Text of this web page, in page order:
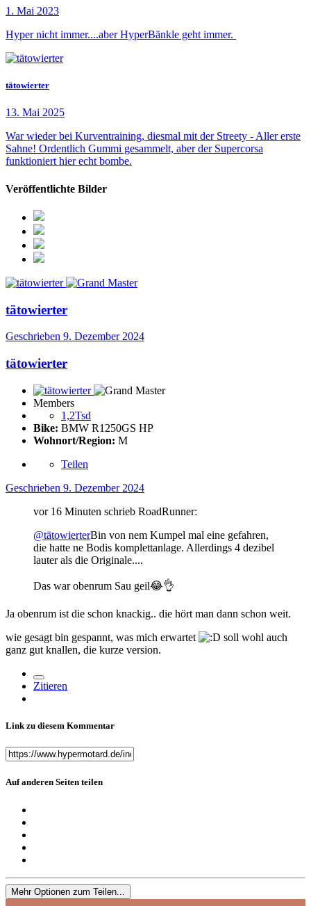
1. Mai 2023
Hyper nicht immer....aber HyperBänkle geht immer.
tätowierter
13. Mai 2025
War wieder bei Kurventraining, diesmal mit der Streety - Aller erste
Sahne! Ordentlich Gummi gesammelt, aber der Supercorsa
funktioniert hier echt bombe.
Veröffentlichte Bilder
tätowierter
Geschrieben 9. Dezember 2024
tätowierter
Members
1,2Tsd
Bike: BMW R1250GS HP
Wohnort/Region: M
Teilen
Geschrieben 9. Dezember 2024
vor 16 Minuten schrieb RoadRunner:
@tätowierterBin von nem Kumpel mal eine gefahren,
die hatte ne Bodis komplettanlage. Allerdings 4 dezibel
lauter als die Originale....
Das war obenrum Sau geil😂👌
Ja obenrum ist die schon knackig.. die hört man dann schon weit.
wie gesagt bin gespannt, was mich erwartet
soll wohl auch
ganz gut knallen, die kurze version.
Zitieren
Link zu diesem Kommentar
Auf anderen Seiten teilen
Mehr Optionen zum Teilen...